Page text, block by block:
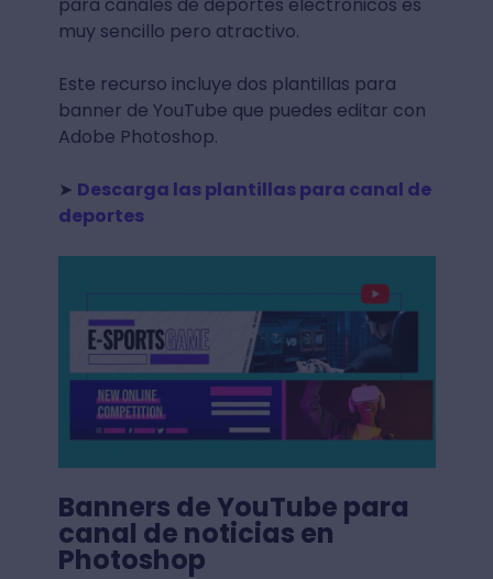
muy sencillo pero atractivo.
Este recurso incluye dos plantillas para
banner de YouTube que puedes editar con
Adobe Photoshop.
➤ Descarga las plantillas para canal de
deportes
Banners de YouTube para
canal de noticias en
Photoshop